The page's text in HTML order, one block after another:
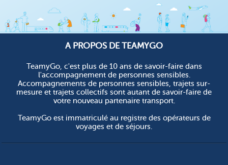
A PROPOS DE TEAMYGO
TeamyGo, c'est plus de 10 ans de savoir-faire dans
l'accompagnement de personnes sensibles.
Accompagnements de personnes sensibles, trajets sur-
mesure et trajets collectifs sont autant de savoir-faire de
votre nouveau partenaire transport.
TeamyGo est immatriculé au registre des opérateurs de
voyages et de séjours.